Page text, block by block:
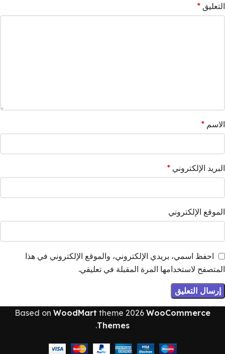
التعليق *
الاسم *
البريد الإلكتروني *
الموقع الإلكتروني
احفظ اسمي، بريدي الإلكتروني، والموقع الإلكتروني في هذا
المتصفح لاستخدامها المرة المقبلة في تعليقي.
Based on WoodMart theme 2026 WooCommerce
Themes
.